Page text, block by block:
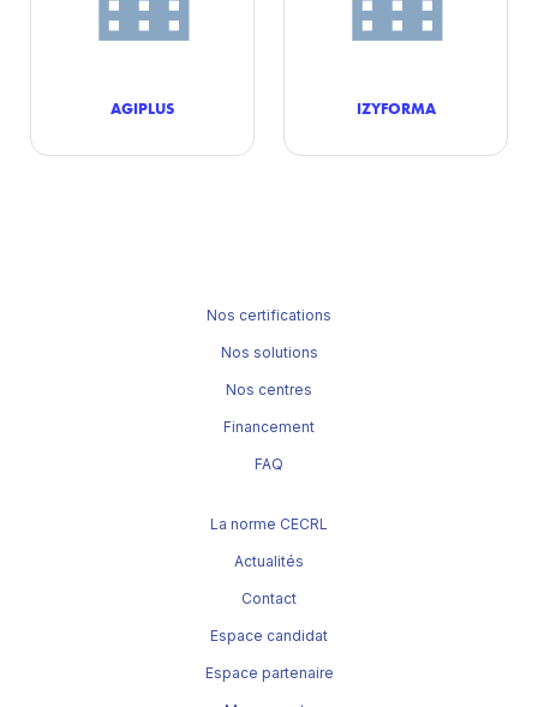
AGIPLUS IZYFORMA
Nos certifications
Nos solutions
Nos centres
Financement
FAQ
La norme CECRL
Actualités
Contact
Espace candidat
Espace partenaire